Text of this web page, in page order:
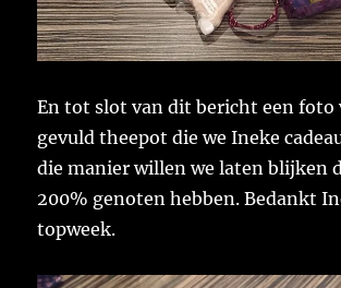
En tot slot van dit bericht een foto
gevuld theepot die we Ineke
die manier willen we laten blijken
200% genoten hebben. Bedankt
topweek.